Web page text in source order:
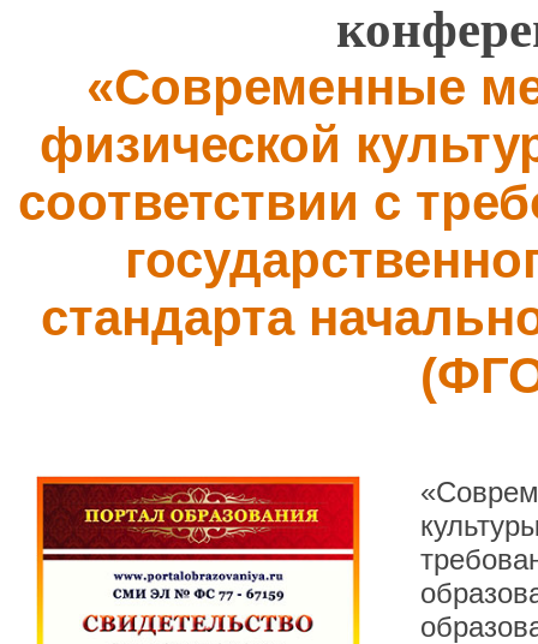
«Современные
физической
соответствии с
стандарта